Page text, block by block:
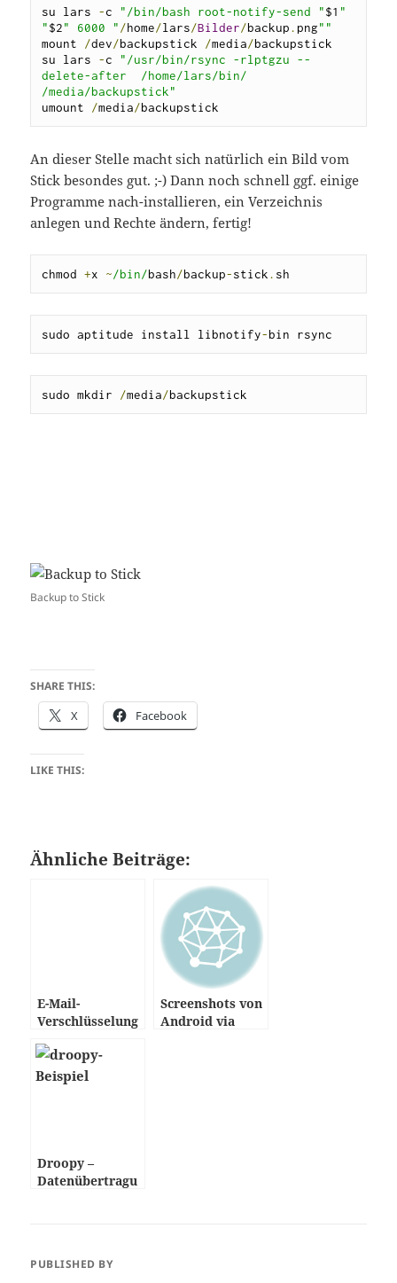
su lars -c "/bin/bash root-notify-send "$1 "
"$2" 6000 "/home/lars/Bilder/backup .png""
mount /dev/backupstick /media/backupstick
su lars -c "/usr/bin/rsync -rlptgzu --
delete-after  /home/lars/bin/
/media/backupstick"
umount /media/backupstick
An dieser Stelle macht sich natürlich ein Bild vom
Stick besondes gut. ;-) Dann noch schnell ggf. einige
Programme nach-installieren, ein Verzeichnis
anlegen und Rechte ändern, fertig!
chmod +x ~/bin/bash/backup-stick . sh
sudo aptitude install libnotify-bin rsync
sudo mkdir /media/backupstick
Backup to Stick
SHARE THIS:
X Facebook
LIKE THIS:
Ähnliche Beiträge:
E-Mail-
Verschlüsselung
Screenshots von
Android via
Droopy –
Datenübertragu
PUBLISHED BY